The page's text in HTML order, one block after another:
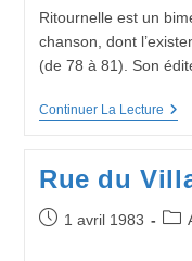
Ritournelle est un
chanson, dont
(de 78 à 81). Son
Continuer La Lecture
Rue du
Publication
1 avril 1983
Post